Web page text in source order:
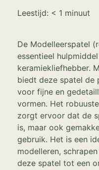
Leestijd: < 1 minuut
De Modelleerspatel
essentieel
keramiekliefhebber.
biedt deze spatel de
voor fijne en
vormen. Het
zorgt ervoor dat de
is, maar ook
gebruik. Het is een
modelleren,
deze spatel tot een